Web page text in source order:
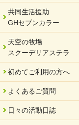
共同生活援助
GHセブンカラー
天空の牧場
スクーデリアステラ
初めてご利用の方へ
よくあるご質問
日々の活動日誌